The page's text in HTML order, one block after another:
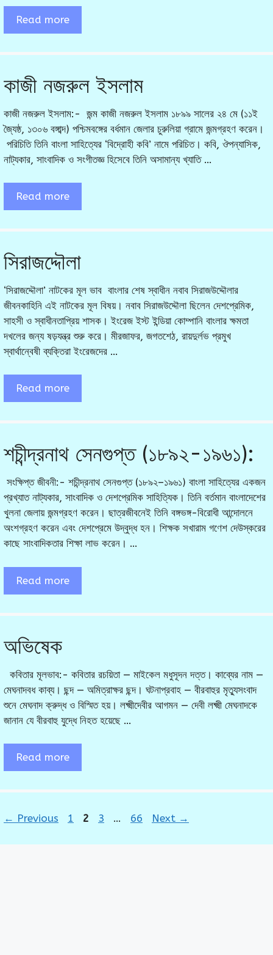
Read more
কাজী নজরুল ইসলাম
কাজী নজরুল ইসলাম:- জন্ম কাজী নজরুল ইসলাম ১৮৯৯ সালের ২৪ মে (১১ই
জ্যৈষ্ঠ, ১৩০৬ বঙ্গাব্দ) পশ্চিমবঙ্গের বর্ধমান জেলার চুরুলিয়া গ্রামে জন্মগ্রহণ করেন।
পরিচিতি তিনি বাংলা সাহিত্যের ‘বিদ্রোহী কবি’ নামে পরিচিত। কবি, ঔপন্যাসিক,
নাট্যকার, সাংবাদিক ও সংগীতজ্ঞ হিসেবে তিনি অসামান্য খ্যাতি …
Read more
সিরাজদ্দৌলা
‘সিরাজদ্দৌলা’ নাটকের মূল ভাব বাংলার শেষ স্বাধীন নবাব সিরাজউদ্দৌলার
জীবনকাহিনি এই নাটকের মূল বিষয়। নবাব সিরাজউদ্দৌলা ছিলেন দেশপ্রেমিক,
সাহসী ও স্বাধীনতাপ্রিয় শাসক। ইংরেজ ইস্ট ইন্ডিয়া কোম্পানি বাংলার ক্ষমতা
দখলের জন্য ষড়যন্ত্র শুরু করে। মীরজাফর, জগতশেঠ, রায়দুর্লভ প্রমুখ
স্বার্থান্বেষী ব্যক্তিরা ইংরেজদের …
Read more
শচীন্দ্রনাথ সেনগুপ্ত (১৮৯২-১৯৬১):
সংক্ষিপ্ত জীবনী:- শচীন্দ্রনাথ সেনগুপ্ত (১৮৯২–১৯৬১) বাংলা সাহিত্যের একজন
প্রখ্যাত নাট্যকার, সাংবাদিক ও দেশপ্রেমিক সাহিত্যিক। তিনি বর্তমান বাংলাদেশের
খুলনা জেলায় জন্মগ্রহণ করেন। ছাত্রজীবনেই তিনি বঙ্গভঙ্গ-বিরোধী আন্দোলনে
অংশগ্রহণ করেন এবং দেশপ্রেমে উদ্বুদ্ধ হন। শিক্ষক সখারাম গণেশ দেউস্করের
কাছে সাংবাদিকতার শিক্ষা লাভ করেন। …
Read more
অভিষেক
কবিতার মূলভাব:- কবিতার রচয়িতা — মাইকেল মধুসূদন দত্ত। কাব্যের নাম —
মেঘনাদবধ কাব্য। ছন্দ — অমিত্রাক্ষর ছন্দ। ঘটনাপ্রবাহ — বীরবাহুর মৃত্যুসংবাদ
শুনে মেঘনাদ ক্রুদ্ধ ও বিস্মিত হয়। লক্ষ্মীদেবীর আগমন — দেবী লক্ষ্মী মেঘনাদকে
জানান যে বীরবাহু যুদ্ধে নিহত হয়েছে …
Read more
← Previous Page
1 Page
2 Page
3 … Page
66 Next →